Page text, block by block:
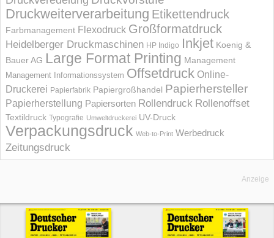
Druckweiterverarbeitung Etikettendruck
Farbmanagement Flexodruck Großformatdruck
Heidelberger Druckmaschinen HP Indigo Inkjet Koenig &
Bauer AG Large Format Printing Management
Management Informations­system Offsetdruck Online-
Druckerei Papierfabrik Papiergroßhandel Papierhersteller
Papierherstellung Papiersorten Rollendruck Rollenoffset
Textildruck Typografie Umweltdruckerei UV-Druck
Verpackungsdruck Web-to-Print Werbedruck
Zeitungsdruck
Anzeige